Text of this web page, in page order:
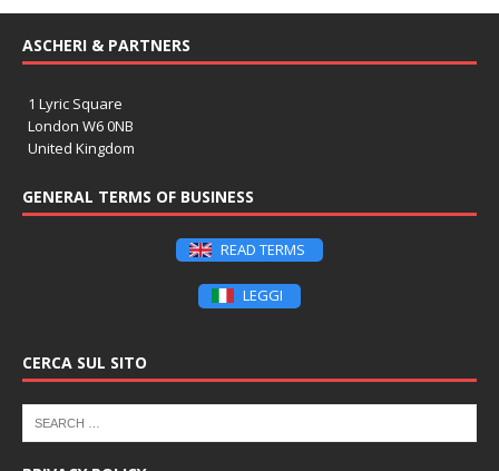
ASCHERI & PARTNERS
1 Lyric Square
London W6 0NB
United Kingdom
GENERAL TERMS OF BUSINESS
READ TERMS
LEGGI
CERCA SUL SITO